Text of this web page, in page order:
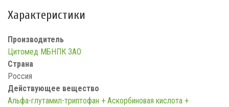
Характеристики
Производитель
Цитомед МБНПК ЗАО
Страна
Россия
Действующее вещество
Альфа-глутамил-триптофан + Аскорбиновая кислота +